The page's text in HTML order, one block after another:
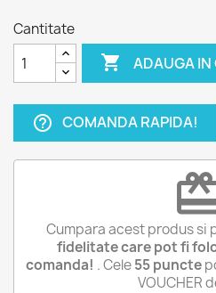
Cantitate
 ADAUGA IN
help_outline COMANDA RAPIDA!
Cumpara acest produs si
fidelitate care pot fi
comanda! . Cele55puncte
VOUCHER